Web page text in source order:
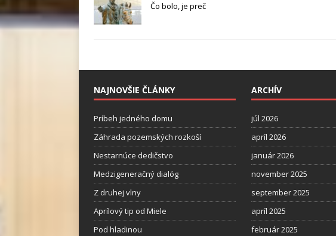
Čo bolo, je preč
NAJNOVŠIE ČLÁNKY
Príbeh jedného domu
Záhrada pozemských rozkoší
Nestarnúce dedičstvo
Medzigeneračný dialóg
Z druhej vlny
Aprílový tip od Miele
Pod hladinou
ARCHÍV
júl 2026
apríl 2026
január 2026
november 2025
september 2025
apríl 2025
február 2025